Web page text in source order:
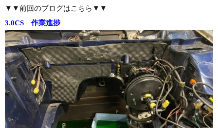
▼▼前回のブログはこちら▼▼
3.0CS 作業進捗